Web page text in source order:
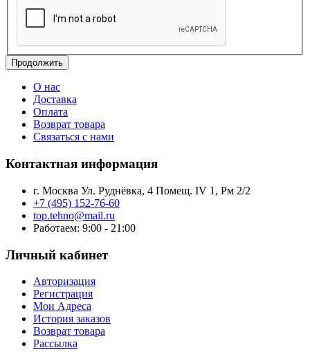
Продолжить
О нас
Доставка
Оплата
Возврат товара
Связаться с нами
Контактная информация
г. Москва Ул. Руднёвка, 4 Помещ. IV 1, Рм 2/2
+7 (495) 152-76-60
top.tehno@mail.ru
Работаем: 9:00 - 21:00
Личный кабинет
Авторизация
Регистрация
Мои Адреса
История заказов
Возврат товара
Рассылка